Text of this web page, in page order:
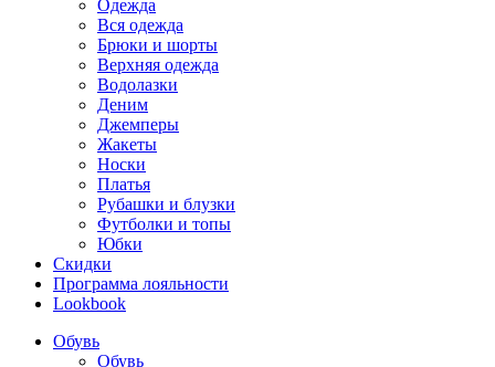
Одежда
Вся одежда
Брюки и шорты
Верхняя одежда
Водолазки
Деним
Джемперы
Жакеты
Носки
Платья
Рубашки и блузки
Футболки и топы
Юбки
Скидки
Программа лояльности
Lookbook
Обувь
Обувь